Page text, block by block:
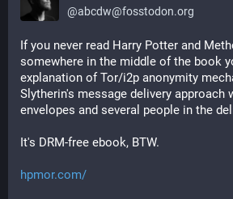
@abcdw@fosstodon.org
If you never read Harry Potter and
somewhere in the middle of the book
explanation of Tor/i2p anonymity
Slytherin's message delivery approach
envelopes and several people in the
It's DRM-free ebook, BTW.
hpmor.com/